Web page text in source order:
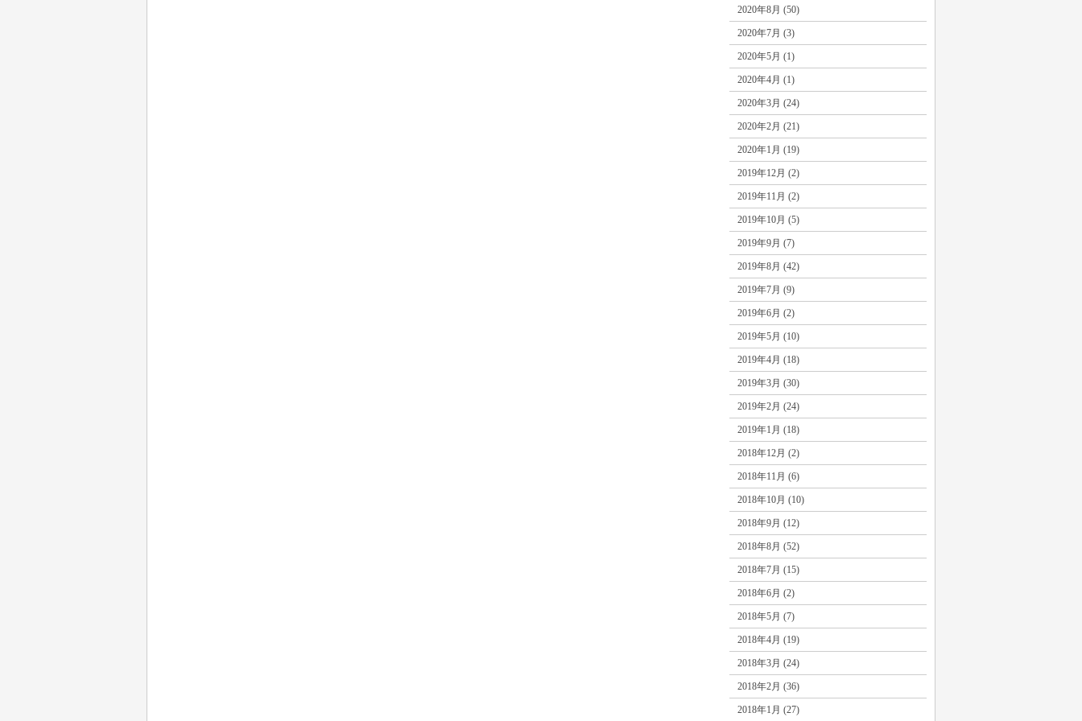
2020年8月 (50)
2020年7月 (3)
2020年5月 (1)
2020年4月 (1)
2020年3月 (24)
2020年2月 (21)
2020年1月 (19)
2019年12月 (2)
2019年11月 (2)
2019年10月 (5)
2019年9月 (7)
2019年8月 (42)
2019年7月 (9)
2019年6月 (2)
2019年5月 (10)
2019年4月 (18)
2019年3月 (30)
2019年2月 (24)
2019年1月 (18)
2018年12月 (2)
2018年11月 (6)
2018年10月 (10)
2018年9月 (12)
2018年8月 (52)
2018年7月 (15)
2018年6月 (2)
2018年5月 (7)
2018年4月 (19)
2018年3月 (24)
2018年2月 (36)
2018年1月 (27)